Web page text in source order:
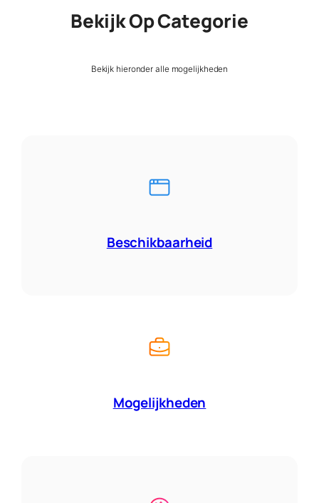
Bekijk Op Categorie
Bekijk hieronder alle mogelijkheden
Beschikbaarheid
Mogelijkheden